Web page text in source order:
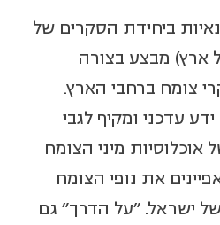
ביחידת הסקרים של
ארץ) מבצע בצורה
צומח ברחבי הארץ.
עדכני ומקיף לגבי
מיני הצומח
את נופי הצומח
של ישראל. "על הדרך" גם